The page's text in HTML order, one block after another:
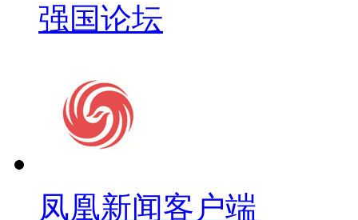
强国论坛
凤凰新闻客户端